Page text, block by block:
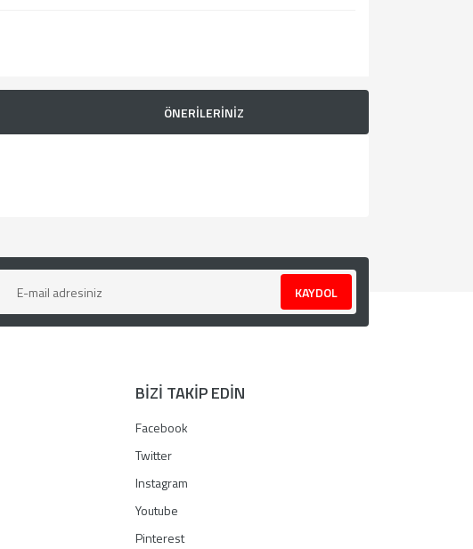
ÖNERİLERİNİZ
KAYDOL
BİZİ TAKİP EDİN
Facebook
Twitter
Instagram
Youtube
Pinterest